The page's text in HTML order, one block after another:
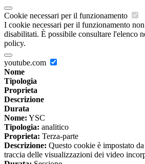
Cookie necessari per il funzionamento
I cookie necessari per il funzionamento non
disabilitati. È possibile consultare l'elenco
policy.
youtube.com
Nome
Tipologia
Proprieta
Descrizione
Durata
Nome: YSC
Tipologia: analitico
Proprieta: Terza-parte
Descrizione: Questo cookie è impostato
traccia delle visualizzazioni dei video